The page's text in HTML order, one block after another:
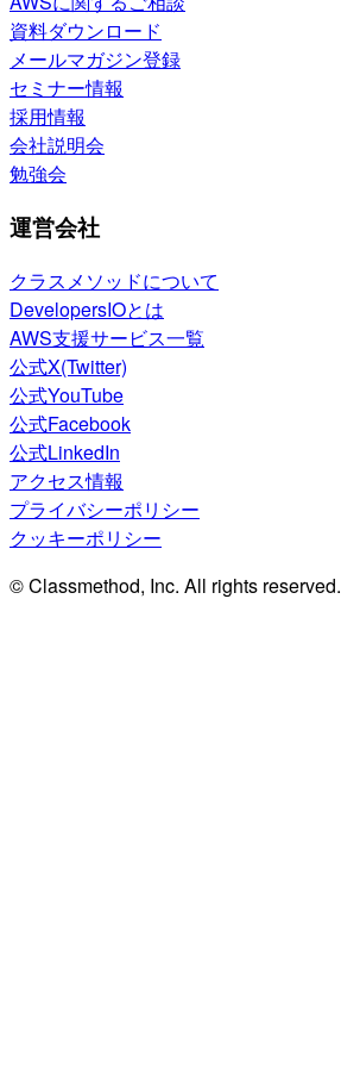
資料ダウンロード
メールマガジン登録
セミナー情報
採用情報
会社説明会
勉強会
運営会社
クラスメソッドについて
DevelopersIOとは
AWS支援サービス一覧
公式X(Twitter)
公式YouTube
公式Facebook
公式LinkedIn
アクセス情報
プライバシーポリシー
クッキーポリシー
© Classmethod, Inc. All rights reserved.